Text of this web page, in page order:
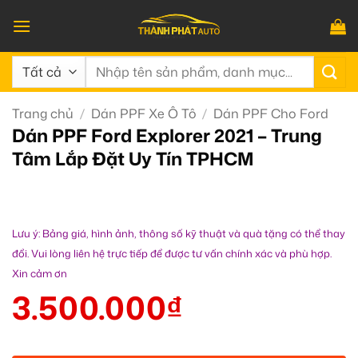
qua
nội
dung
Tìm
Trang chủ / Dán PPF Xe Ô Tô / Dán PPF Cho Ford
Dán PPF Ford Explorer 2021 – Trung
Tâm Lắp Đặt Uy Tín TPHCM
Lưu ý: Bảng giá, hình ảnh, thông số kỹ thuật và quà tặng có thể thay
đổi. Vui lòng liên hệ trực tiếp để được tư vấn chính xác và phù hợp.
Xin cảm ơn
3.500.000₫